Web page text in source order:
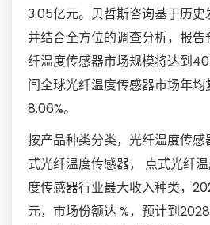
3.05亿元。贝哲斯咨询基于历
并结合全方位的调查分析，报
纤温度传感器市场规模将达到
间全球光纤温度传感器市场年
8.06%。
按产品种类分类，光纤温度传
式光纤温度传感器， 点式光纤
度传感器行业最大收入种类，
元，市场份额达 %，预计到